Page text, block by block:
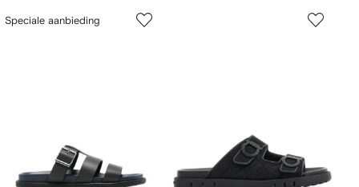
Speciale aanbieding